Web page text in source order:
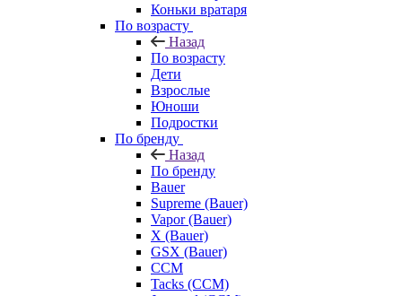
Коньки вратаря
По возрасту
Назад
По возрасту
Дети
Взрослые
Юноши
Подростки
По бренду
Назад
По бренду
Bauer
Supreme (Bauer)
Vapor (Bauer)
X (Bauer)
GSX (Bauer)
CCM
Tacks (CCM)